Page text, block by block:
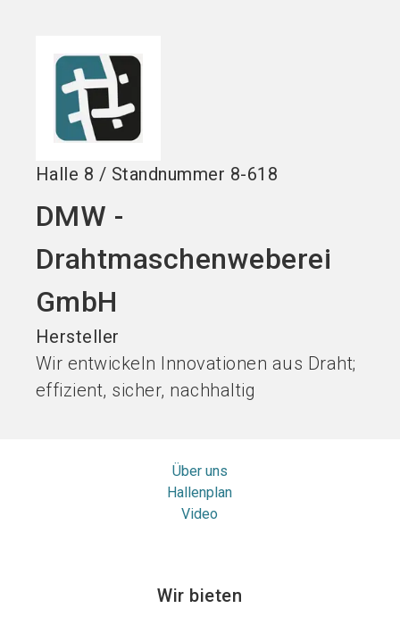
Halle 8 / Standnummer 8-618
DMW -
Drahtmaschenweberei
GmbH
Hersteller
Wir entwickeln Innovationen aus Draht;
effizient, sicher, nachhaltig
Über uns
Hallenplan
Video
Wir bieten